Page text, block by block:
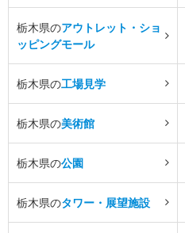
栃木県のアウトレット・ショ
ッピングモール
栃木県の工場見学
栃木県の美術館
栃木県の公園
栃木県のタワー・展望施設